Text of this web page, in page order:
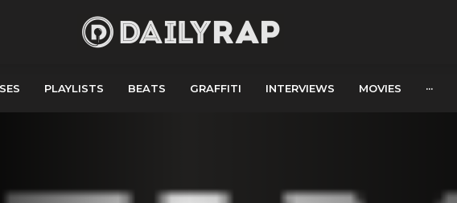
PLAYLISTS BEATS GRAFFITI INTERVIEWS MOVIES ···